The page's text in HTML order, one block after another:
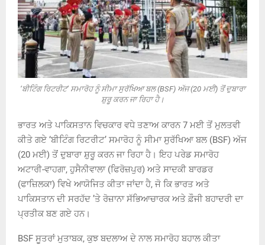
‘ਬੀਟਿੰਗ ਰਿਟਰੀਟ’ ਸਮਾਰੋਹ ਨੂੰ ਸੀਮਾ ਸੁਰੱਖਿਆ ਬਲ (BSF) ਅੱਜ (20 ਮਈ) ਤੋਂ ਦੁਬਾਰਾ
ਸ਼ੁਰੂ ਕਰਨ ਜਾ ਰਿਹਾ ਹੈ।
ਭਾਰਤ ਅਤੇ ਪਾਕਿਸਤਾਨ ਵਿਚਕਾਰ ਵਧੇ ਤਣਾਅ ਕਾਰਨ 7 ਮਈ ਤੋਂ ਮੁਲਤਵੀ
ਕੀਤੇ ਗਏ ‘ਬੀਟਿੰਗ ਰਿਟਰੀਟ’ ਸਮਾਰੋਹ ਨੂੰ ਸੀਮਾ ਸੁਰੱਖਿਆ ਬਲ (BSF) ਅੱਜ
(20 ਮਈ) ਤੋਂ ਦੁਬਾਰਾ ਸ਼ੁਰੂ ਕਰਨ ਜਾ ਰਿਹਾ ਹੈ। ਇਹ ਪਰੇਡ ਸਮਾਰੋਹ
ਅਟਾਰੀ-ਵਾਹਗਾ, ਹੁਸੈਨੀਵਾਲਾ (ਫਿਰੋਜ਼ਪੁਰ) ਅਤੇ ਸਾਦਕੀ ਬਾਰਡਰ
(ਫਾਜ਼ਿਲਕਾ) ਵਿਖੇ ਆਯੋਜਿਤ ਕੀਤਾ ਜਾਂਦਾ ਹੈ, ਜੋ ਕਿ ਭਾਰਤ ਅਤੇ
ਪਾਕਿਸਤਾਨ ਦੀ ਸਰਹੱਦ ’ਤੇ ਰੋਜ਼ਾਨਾ ਸੱਭਿਆਚਾਰਕ ਅਤੇ ਫ਼ੌਜੀ ਬਹਾਦਰੀ ਦਾ
ਪ੍ਰਤੀਕ ਬਣ ਗਏ ਹਨ।
BSF ਸੂਤਰਾਂ ਮੁਤਾਬਕ, ਕੁਝ ਬਦਲਾਅ ਦੇ ਨਾਲ ਸਮਾਰੋਹ ਬਹਾਲ ਕੀਤਾ